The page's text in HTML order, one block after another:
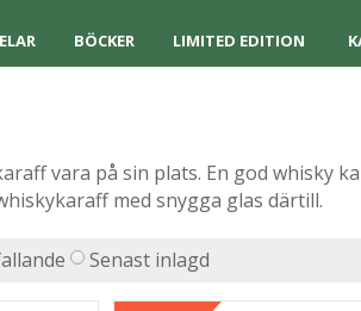
BÖCKER LIMITED EDITION
vara på sin plats. En god whisky
med snygga glas därtill.
Senast inlagd